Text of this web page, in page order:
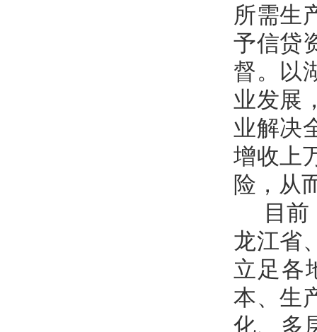
所需生
予信贷
督。以
业发展
业解决
增收上
险，从
目
龙江省
立足各
本、生
化、多